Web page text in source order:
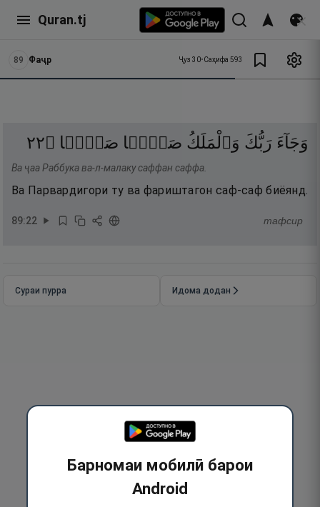
Quran.tj
89 Фаҷр Ҷуз 30•Саҳифа 593
وَجَآءَ رَبُّكَ وَٱلْمَلَكُ صَفًّۭا صَفًّۭا ۝٢٢
Ва ҷаа Раббука ва-л-малаку саффан саффа.
Ва Парвардигори ту ва фариштагон саф-саф биёянд.
89:22 тафсир
Сураи пурра Идома додан
Барномаи мобилӣ барои
Android